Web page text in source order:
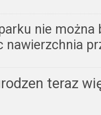
nie można
nawierzchnia
teraz